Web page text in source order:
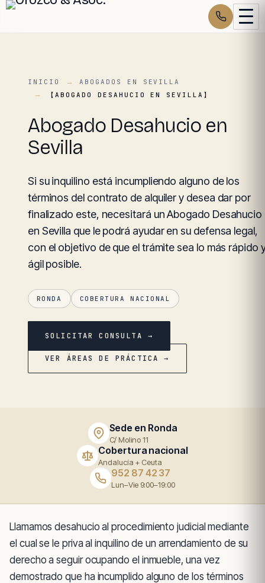
INICIO
ABOGADOS EN SEVILLA
【ABOGADO DESAHUCIO EN SEVILLA】
Abogado Desahucio en
Sevilla
Si su inquilino está incumpliendo alguno de los
términos del contrato de alquiler y desea dar por
finalizado este, necesitará un Abogado Desahucio
en Sevilla que le podrá ayudar en su defensa legal,
con el objetivo de que el trámite sea lo más rápido
ágil posible.
RONDA COBERTURA NACIONAL
SOLICITAR CONSULTA →
VER ÁREAS DE PRÁCTICA →
Sede en Ronda
C/ Molino 11
Cobertura nacional
Andalucía + Ceuta
952 87 42 37
Lun–Vie 9:00–19:00
Llamamos desahucio al procedimiento judicial mediante
el cual se le priva al inquilino de un arrendamiento de su
derecho a seguir ocupando el inmueble, una vez
demostrado que ha incumplido alguno de los términos